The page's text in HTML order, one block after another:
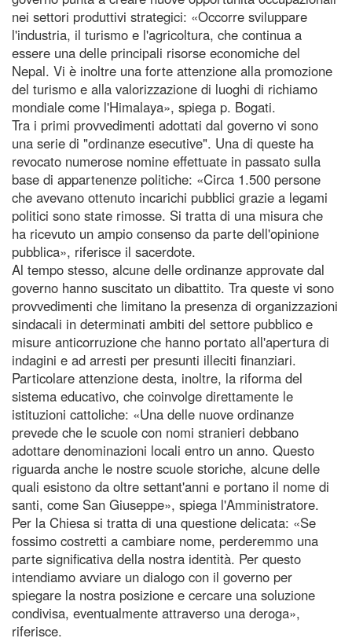
nei settori produttivi strategici: «Occorre sviluppare
l'industria, il turismo e l'agricoltura, che continua a
essere una delle principali risorse economiche del
Nepal. Vi è inoltre una forte attenzione alla promozione
del turismo e alla valorizzazione di luoghi di richiamo
mondiale come l'Himalaya», spiega p. Bogati.
Tra i primi provvedimenti adottati dal governo vi sono
una serie di "ordinanze esecutive". Una di queste ha
revocato numerose nomine effettuate in passato sulla
base di appartenenze politiche: «Circa 1.500 persone
che avevano ottenuto incarichi pubblici grazie a legami
politici sono state rimosse. Si tratta di una misura che
ha ricevuto un ampio consenso da parte dell'opinione
pubblica», riferisce il sacerdote.
Al tempo stesso, alcune delle ordinanze approvate dal
governo hanno suscitato un dibattito. Tra queste vi sono
provvedimenti che limitano la presenza di organizzazioni
sindacali in determinati ambiti del settore pubblico e
misure anticorruzione che hanno portato all'apertura di
indagini e ad arresti per presunti illeciti finanziari.
Particolare attenzione desta, inoltre, la riforma del
sistema educativo, che coinvolge direttamente le
istituzioni cattoliche: «Una delle nuove ordinanze
prevede che le scuole con nomi stranieri debbano
adottare denominazioni locali entro un anno. Questo
riguarda anche le nostre scuole storiche, alcune delle
quali esistono da oltre settant'anni e portano il nome di
santi, come San Giuseppe», spiega l'Amministratore.
Per la Chiesa si tratta di una questione delicata: «Se
fossimo costretti a cambiare nome, perderemmo una
parte significativa della nostra identità. Per questo
intendiamo avviare un dialogo con il governo per
spiegare la nostra posizione e cercare una soluzione
condivisa, eventualmente attraverso una deroga»,
riferisce.